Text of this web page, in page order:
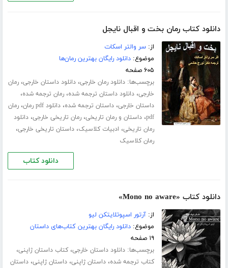
دانلود کتاب رمان بخت و اقبال نایجل
از:سر والتر اسکات
موضوع:دانلود رایگان بهترین رمان‌ها
۶۰۵ صفحه
برچسب‌ها:دانلود رمان خارجی،دانلود داستان خارجی،رمان
خارجی،دانلود داستان ترجمه شده،رمان ترجمه شده،
داستان خارجی،داستان ترجمه شده،دانلود pdf رمان ،رمان
pdf،داستان و رمان تاریخی،رمان تاریخی خارجی،دانلود
رمان تاریخی، ادبیات کلاسیک،داستان تاریخی خارجی،
رمان کلاسیک
دانلود کتاب
دانلود کتاب «Mono no aware»
از:آرتور اسپوتلایتکن لیو
موضوع:دانلود رایگان بهترین کتاب‌های داستان
۱۹ صفحه
برچسب‌ها:دانلود داستان خارجی،کتاب داستان ژاپنی،
کتاب ترجمه شده،داستان ژاپنی،داستان ژاپنی،داستان